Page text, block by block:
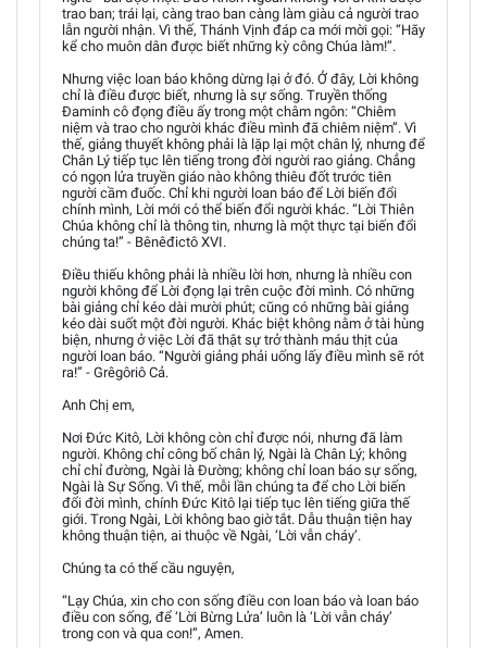
trao ban; trái lại, càng trao ban càng làm giàu cả người trao
lẫn người nhận. Vì thế, Thánh Vịnh đáp ca mới mời gọi: “Hãy
kể cho muôn dân được biết những kỳ công Chúa làm!”.
Nhưng việc loan báo không dừng lại ở đó. Ở đây, Lời không
chỉ là điều được biết, nhưng là sự sống. Truyền thống
Đaminh cô đọng điều ấy trong một châm ngôn: “Chiêm
niệm và trao cho người khác điều mình đã chiêm niệm”. Vì
thế, giảng thuyết không phải là lặp lại một chân lý, nhưng để
Chân Lý tiếp tục lên tiếng trong đời người rao giảng. Chẳng
có ngọn lửa truyền giáo nào không thiêu đốt trước tiên
người cầm đuốc. Chỉ khi người loan báo để Lời biến đổi
chính mình, Lời mới có thể biến đổi người khác. “Lời Thiên
Chúa không chỉ là thông tin, nhưng là một thực tại biến đổi
chúng ta!” - Bênêđictô XVI.
Điều thiếu không phải là nhiều lời hơn, nhưng là nhiều con
người không để Lời đọng lại trên cuộc đời mình. Có những
bài giảng chỉ kéo dài mười phút; cũng có những bài giảng
kéo dài suốt một đời người. Khác biệt không nằm ở tài hùng
biện, nhưng ở việc Lời đã thật sự trở thành máu thịt của
người loan báo. “Người giảng phải uống lấy điều mình sẽ rót
ra!” - Grêgôriô Cả.
Anh Chị em,
Nơi Đức Kitô, Lời không còn chỉ được nói, nhưng đã làm
người. Không chỉ công bố chân lý, Ngài là Chân Lý; không
chỉ chỉ đường, Ngài là Đường; không chỉ loan báo sự sống,
Ngài là Sự Sống. Vì thế, mỗi lần chúng ta để cho Lời biến
đổi đời mình, chính Đức Kitô lại tiếp tục lên tiếng giữa thế
giới. Trong Ngài, Lời không bao giờ tắt. Dẫu thuận tiện hay
không thuận tiện, ai thuộc về Ngài, ‘Lời vẫn cháy’.
Chúng ta có thể cầu nguyện,
“Lạy Chúa, xin cho con sống điều con loan báo và loan báo
điều con sống, để ‘Lời Bừng Lửa’ luôn là ‘Lời vẫn cháy’
trong con và qua con!”, Amen.